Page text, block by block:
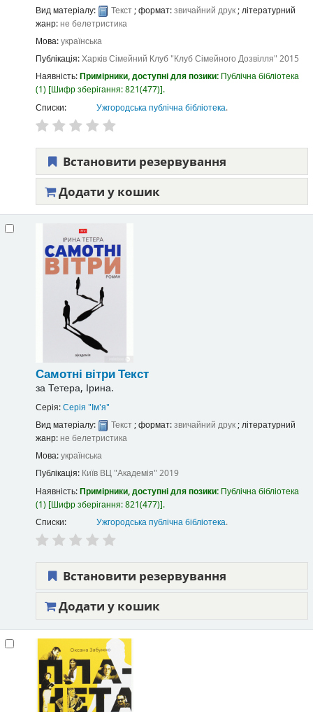
Вид матеріалу: Текст; формат:звичайний друк; літературний
жанр:не белетристика
Мова:українська
Публікація:ХарківСімейний Клуб "Клуб Сімейного Дозвілля" 2015
Наявність:Примірники, доступні для позики: Публічна бібліотека
(1) Шифр зберігання:821(477) .
Списки:
Ужгородська публічна бібліотека.
Встановити резервування
Додати у кошик
Самотні вітриТекст
заТетера, Ірина.
Серія:Серія "Ім'я"
Вид матеріалу:
Текст; формат:звичайний друк; літературний
жанр: не белетристика
Мова:українська
Публікація: Київ ВЦ "Академія" 2019
Наявність:Примірники, доступні для позики: Публічна бібліотека
(1) Шифр зберігання:821(477) .
Списки:
Ужгородська публічна бібліотека.
Встановити резервування
Додати у кошик